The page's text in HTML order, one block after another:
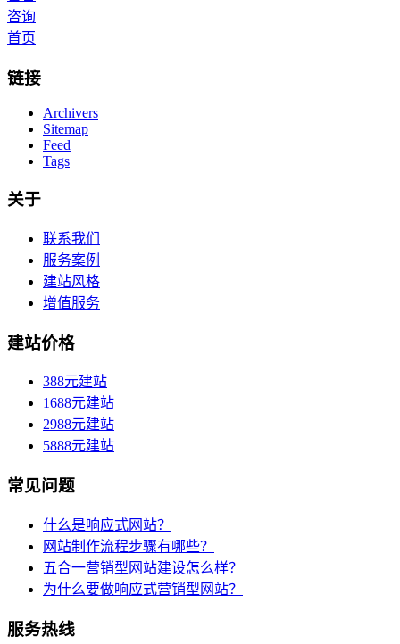
咨询
首页
链接
Archivers
Sitemap
Feed
Tags
关于
联系我们
服务案例
建站风格
增值服务
建站价格
388元建站
1688元建站
2988元建站
5888元建站
常见问题
什么是响应式网站？
网站制作流程步骤有哪些？
五合一营销型网站建设怎么样？
为什么要做响应式营销型网站？
服务热线